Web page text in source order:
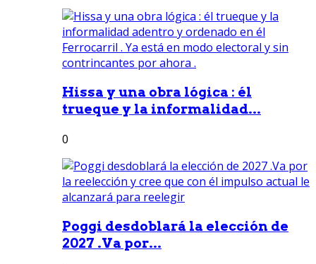
Hissa y una obra lógica : él
trueque y la informalidad...
0
Poggi desdoblará la elección de
2027 .Va por...